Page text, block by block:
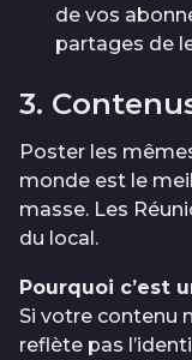
de vos
partages de
3.
Poster les
monde est le
masse. Les
du local.
Pourquoi c’est
Si votre contenu
reflète pas